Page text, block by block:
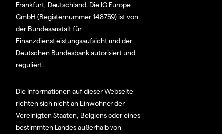
Frankfurt, Deutschland. Die IG Europe
GmbH (Registernummer 148759) ist von
der Bundesanstalt für
Finanzdienstleistungsaufsicht und der
Deutschen Bundesbank autorisiert und
reguliert.
Die Informationen auf dieser Webseite
richten sich nicht an Einwohner der
Vereinigten Staaten, Belgiens oder eines
bestimmten Landes außerhalb von